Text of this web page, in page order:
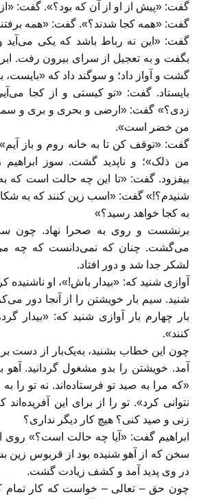
گفت: «پيش از او از آن که بود؟». گفت:
گفت: «همه کجا شدند؟». گفت: «همه
گفت: «اين نه رباط باشد که يکی می‌آید
بگفت و به تعجيل از سرای بيرون رفت.
گشت و آواز داد؛ و سوگند داد که «بايست،
بايستاد. گفت: «تو کيستی و از کجا
زدی؟» گفت: «ارضی و بحری و بری و
من خضر است».
گفت: «توقف کن تا به خانه روم و باز
من ذلک»؛ و ناپديد گشت. سوز
بيفزود. گفت: «تا اين چه حالت است که
شنيدم؟!» گفت: «اسب زين کنند که به
به کجا خواهد رسيد؟»
برنشست و روی به صحرا نهاد. چون
می‌گشت. چنان که نمی‌دانست که چه
لشکر جدا شد و دور افتاد.
آوازی شنيد که: «بيدار باش!»، او ناشنيده
شنيد. سيم بار خويشتن را از آنجا دور
بار چهارم بار آوازی شنيد که: «بيدار
کنند».
چون اين خطاب بشنيد، به‌یک‌بار از دست
آمد. خويشتن را بدو مشغول گردانيد.
«که مرا به صيد تو فرستاده‌اند. نه تو را
نتوانی کرد». تو را از برای اين آفریده‌اند
زنی و صيد کنی؟ هيچ کار ديگر نداری؟
ابراهيم گفت: «آيا چه حالت است؟» روی
سخن که از آهو شنيده بود از قربوس زين
در وی پديد آمد و کشف زيادت گشت.
چون حق – تعالی – خواست که کار تمام